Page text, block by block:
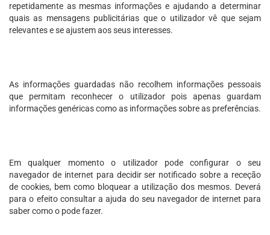
repetidamente as mesmas informações e ajudando a determinar
quais as mensagens publicitárias que o utilizador vê que sejam
relevantes e se ajustem aos seus interesses.
As informações guardadas não recolhem informações pessoais
que permitam reconhecer o utilizador pois apenas guardam
informações genéricas como as informações sobre as preferências.
Em qualquer momento o utilizador pode configurar o seu
navegador de internet para decidir ser notificado sobre a receção
de cookies, bem como bloquear a utilização dos mesmos. Deverá
para o efeito consultar a ajuda do seu navegador de internet para
saber como o pode fazer.